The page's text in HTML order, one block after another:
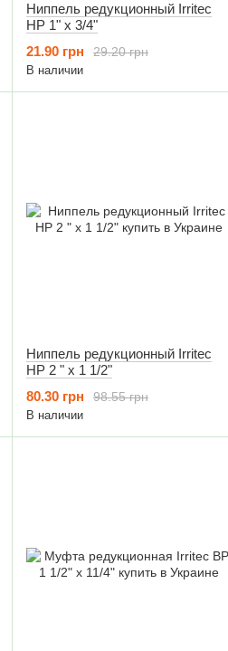
Ниппель редукционный Irritec
НР 1" х 3/4"
29.20 грн
21.90 грн
В наличии
Ниппель редукционный Irritec
НР 2 " х 1 1/2"
98.55 грн
80.30 грн
В наличии